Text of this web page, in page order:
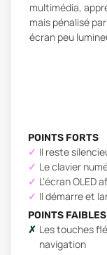
multimédia,
mais pénalisé
écran peu
POINTS FORTS
Il reste
Le clavier
L'écran OLED
Il démarre et
POINTS FAIBLES
Les touches
navigation